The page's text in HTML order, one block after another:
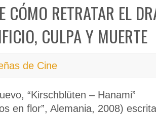
CÓMO RETRATAR EL
CULPA Y MUERTE
de Cine
“Kirschblüten – Hanami”
en flor”, Alemania, 2008)